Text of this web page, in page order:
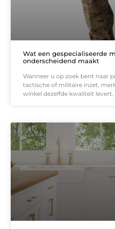
Wat een gespecialiseerde
onderscheidend maakt
Wanneer u op zoek bent naar
tactische of militaire inzet,
winkel dezelfde kwaliteit levert.